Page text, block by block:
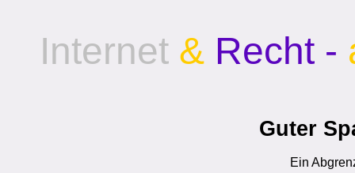
Internet & Recht -
Guter
Ein